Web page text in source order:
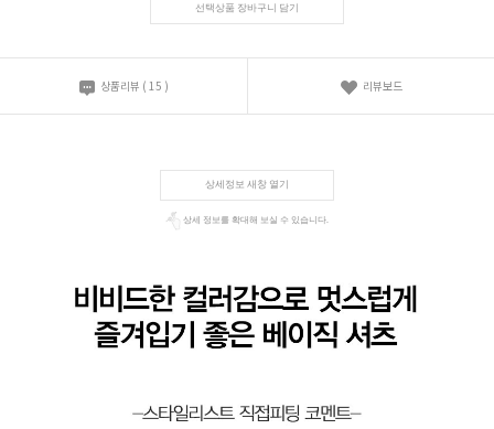
선택상품 장바구니 담기
상품리뷰 ( 15 ) 리뷰보드
상세정보 새창 열기
상세 정보를 확대해 보실 수 있습니다.